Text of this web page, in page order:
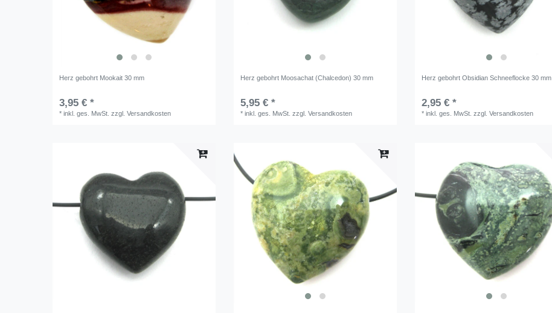
Herz gebohrt Mookait 30 mm
3,95 € *
*inkl. ges. MwSt. zzgl.Versandkosten
Herz gebohrt Moosachat (Chalcedon) 30 mm
5,95 € *
*inkl. ges. MwSt. zzgl.Versandkosten
Herz gebohrt Obsidian Schneeflocke 30 mm
2,95 € *
*inkl. ges. MwSt. zzgl.Versandkosten